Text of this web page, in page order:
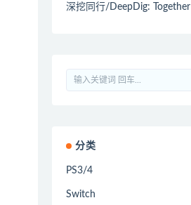
深挖同行/DeepDig: Together
分类
PS3/4
Switch